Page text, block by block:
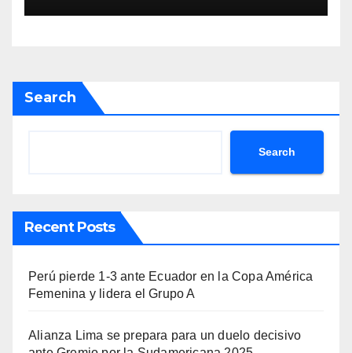
Search
Search
Recent Posts
Perú pierde 1-3 ante Ecuador en la Copa América
Femenina y lidera el Grupo A
Alianza Lima se prepara para un duelo decisivo